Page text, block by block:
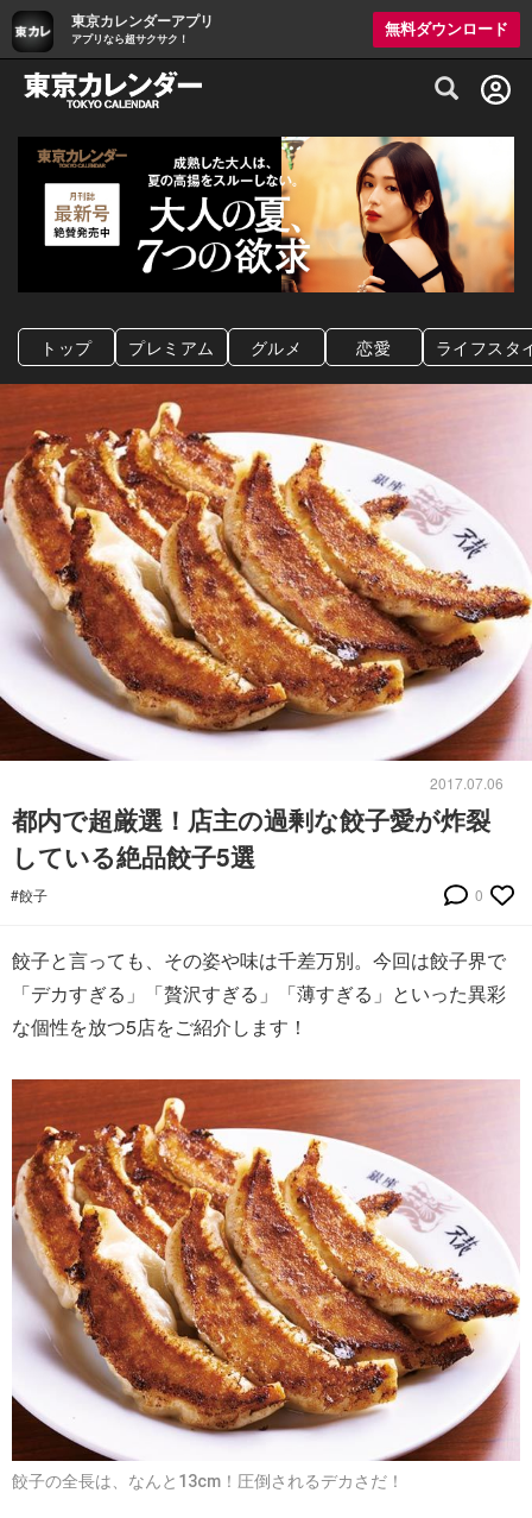
東京カレンダーアプリ
アプリなら超サクサク！
無料ダウンロード
グルメ情報・プレミアムレストラン予約
トップ プレミアム グルメ 恋愛 ライフスタ
2017.07.06
都内で超厳選！店主の過剰な餃子愛が炸裂
している絶品餃子5選
#餃子 0
餃子と言っても、その姿や味は千差万別。今回は餃子界で
「デカすぎる」「贅沢すぎる」「薄すぎる」といった異彩
な個性を放つ5店をご紹介します！
餃子の全長は、なんと13cm！圧倒されるデカさだ！